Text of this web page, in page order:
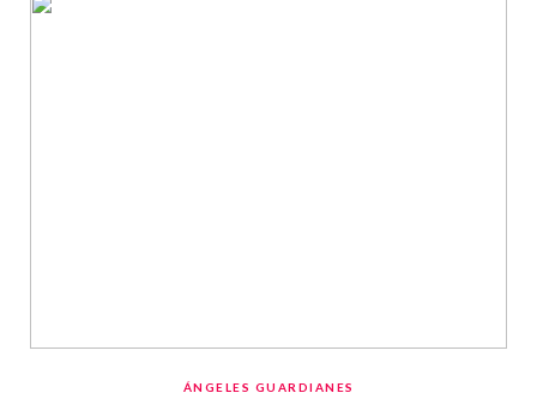
ÁNGELES GUARDIANES